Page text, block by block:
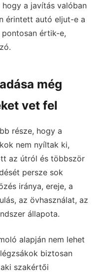
a javítás valóban
érintett autó eljut-e a
értik-e,
még
vet fel
része, hogy a
nem nyíltak ki,
az útról és többször
persze sok
iránya, ereje, a
az övhasználat, az
állapota.
alapján nem lehet
biztosan
szakértői